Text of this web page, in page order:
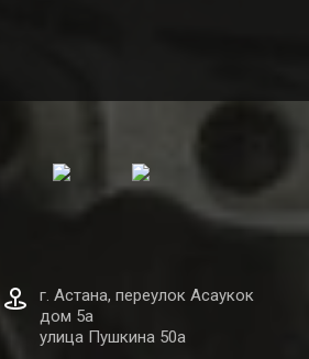
г. Астана, переулок Асаукок
дом 5а
улица Пушкина 50а